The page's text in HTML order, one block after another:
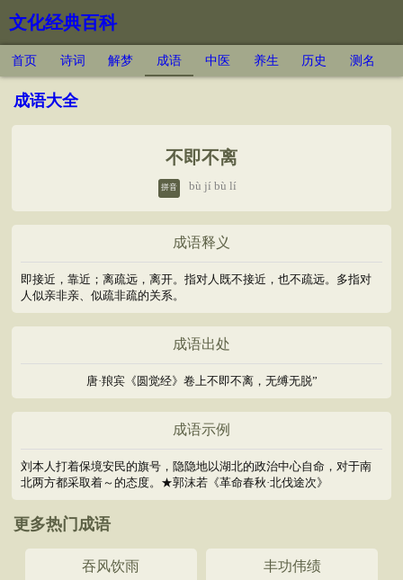
文化经典百科
首页 诗词 解梦 成语 中医 养生 历史 测名
成语大全
不即不离
拼音 bù jí bù lí
成语释义
即接近，靠近；离疏远，离开。指对人既不接近，也不疏远。多指对
人似亲非亲、似疏非疏的关系。
成语出处
唐·羪宾《圆觉经》卷上不即不离，无缚无脱”
成语示例
刘本人打着保境安民的旗号，隐隐地以湖北的政治中心自命，对于南
北两方都采取着～的态度。★郭沫若《革命春秋·北伐途次》
更多热门成语
吞风饮雨 丰功伟绩